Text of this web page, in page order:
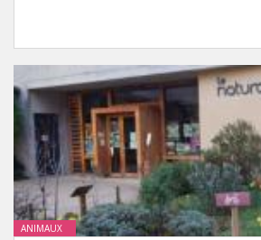
ANIMAUX